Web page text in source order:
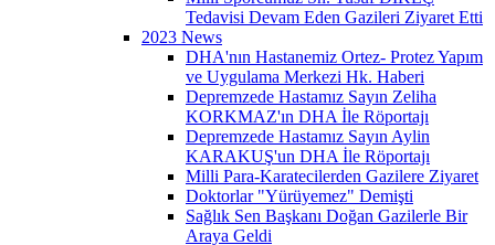
Tedavisi Devam Eden Gazileri Ziyaret Etti
2023 News
DHA'nın Hastanemiz Ortez- Protez Yapım
ve Uygulama Merkezi Hk. Haberi
Depremzede Hastamız Sayın Zeliha
KORKMAZ'ın DHA İle Röportajı
Depremzede Hastamız Sayın Aylin
KARAKUŞ'un DHA İle Röportajı
Milli Para-Karatecilerden Gazilere Ziyaret
Doktorlar "Yürüyemez" Demişti
Sağlık Sen Başkanı Doğan Gazilerle Bir
Araya Geldi